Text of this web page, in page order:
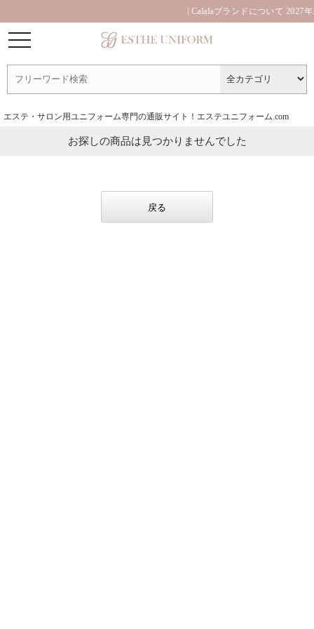
| Calalaブランドについて 2027
エステ・サロン用ユニフォーム専門の通販サイト！エステユニフォーム.com
お探しの商品は見つかりませんでした
戻る